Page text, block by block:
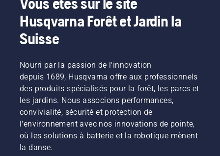
Husqvarna Forêt et Jardin la
Suisse
Nourri par la passion de l'innovation
depuis 1689, Husqvarna offre aux professionnels
des produits spécialisés pour la forêt, les parcs et
les jardins. Nous associons performances,
convivialité, sécurité et protection de
l'environnement avec nos innovations de pointe,
où les solutions à batterie et la robotique mènent
la danse.